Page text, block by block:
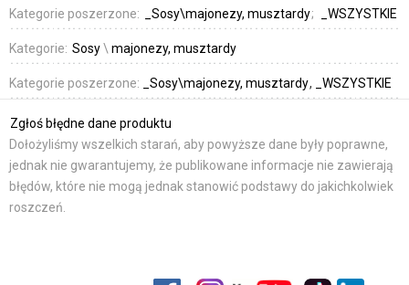
Kategorie poszerzone: _Sosy\majonezy, musztardy _WSZYSTKIE
Kategorie: Sosy\ majonezy, musztardy
Kategorie poszerzone: _Sosy\majonezy, musztardy _WSZYSTKIE
Zgłoś błędne dane produktu
Dołożyliśmy wszelkich starań, aby powyższe dane były poprawne,
jednak nie gwarantujemy, że publikowane informacje nie zawierają
błędów, które nie mogą jednak stanowić podstawy do jakichkolwiek
roszczeń.